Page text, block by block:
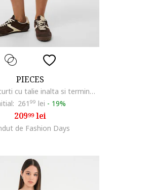
PIECES
Pantaloni scurti cu talie inalta si terminatii plisate, Maro pamantiu
261 99 lei - 19%
20999lei
de Fashion Days